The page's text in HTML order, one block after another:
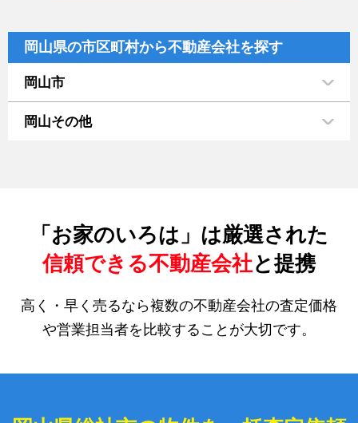
岡山県の市区町村から不動産会社を探す
岡山市
岡山その他
「お家のいろは」は厳選された
信頼できる不動産会社と提携
高く・早く売るなら複数の不動産会社の査定価格
や営業担当者を比較することが大切です。